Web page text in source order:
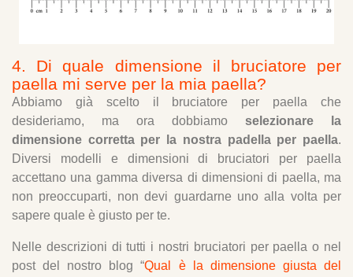
4. Di quale dimensione il bruciatore per
paella mi serve per la mia paella?
Abbiamo già scelto il bruciatore per paella che
desideriamo, ma ora dobbiamo selezionare la
dimensione corretta per la nostra padella per paella.
Diversi modelli e dimensioni di bruciatori per paella
accettano una gamma diversa di dimensioni di paella, ma
non preoccuparti, non devi guardarne uno alla volta per
sapere quale è giusto per te.
Nelle descrizioni di tutti i nostri bruciatori per paella o nel
post del nostro blog “Qual è la dimensione giusta del